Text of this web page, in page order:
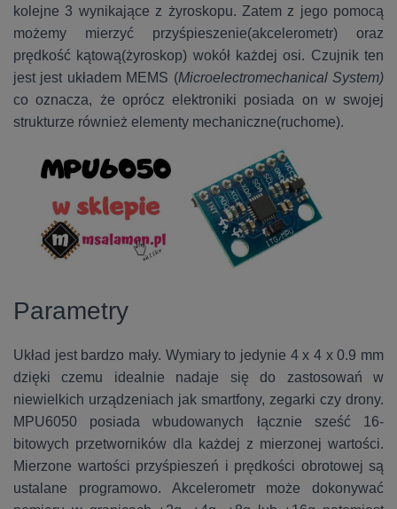
kolejne 3 wynikające z żyroskopu. Zatem z jego pomocą
możemy mierzyć przyśpieszenie(akcelerometr) oraz
prędkość kątową(żyroskop) wokół każdej osi. Czujnik ten
jest jest układem MEMS (Microelectromechanical System)
co oznacza, że oprócz elektroniki posiada on w swojej
strukturze również elementy mechaniczne(ruchome).
Parametry
Układ jest bardzo mały. Wymiary to jedynie 4 x 4 x 0.9 mm
dzięki czemu idealnie nadaje się do zastosowań w
niewielkich urządzeniach jak smartfony, zegarki czy drony.
MPU6050 posiada wbudowanych łącznie sześć 16-
bitowych przetworników dla każdej z mierzonej wartości.
Mierzone wartości przyśpieszeń i prędkości obrotowej są
ustalane programowo. Akcelerometr może dokonywać